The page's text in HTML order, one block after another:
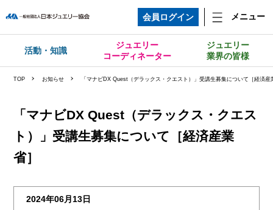
会員ログイン メニュー
活動・知識
ジュエリー
コーディネーター
ジュエリー
業界の皆様
TOP お知らせ 「マナビDX Quest（デラックス・クエスト）」受講生募集について［経済産
「マナビDX Quest（デラックス・クエス
ト）」受講生募集について［経済産業
省］
2024年06月13日